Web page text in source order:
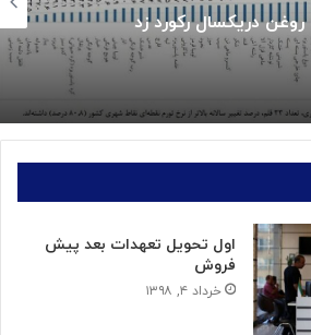
واریز کالابرگ خردادماه:
اول تحویل تعهدات بعد پیش
فروش
خرداد ۴, ۱۳۹۸